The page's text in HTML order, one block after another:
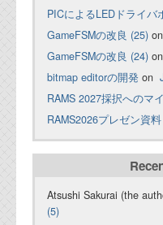
PICによるLEDドライバ
GameFSMの改良 (25) on
GameFSMの改良 (24) on
bitmap editorの開発 on
RAMS 2027採択へのマ
RAMS2026プレゼン資料
Atsushi Sakurai (the
(5)